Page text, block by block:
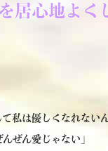
居心地よく
て私は優しくなれない
んぜん愛じゃない」